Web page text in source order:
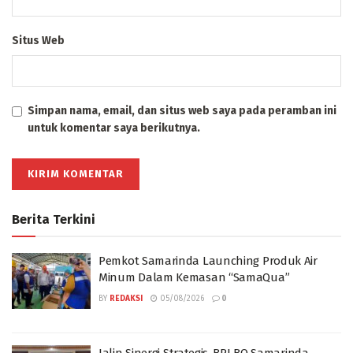
Situs Web
Simpan nama, email, dan situs web saya pada peramban ini
untuk komentar saya berikutnya.
Berita Terkini
Pemkot Samarinda Launching Produk Air
Minum Dalam Kemasan “SamaQua”
BY REDAKSI 05/08/2026 0